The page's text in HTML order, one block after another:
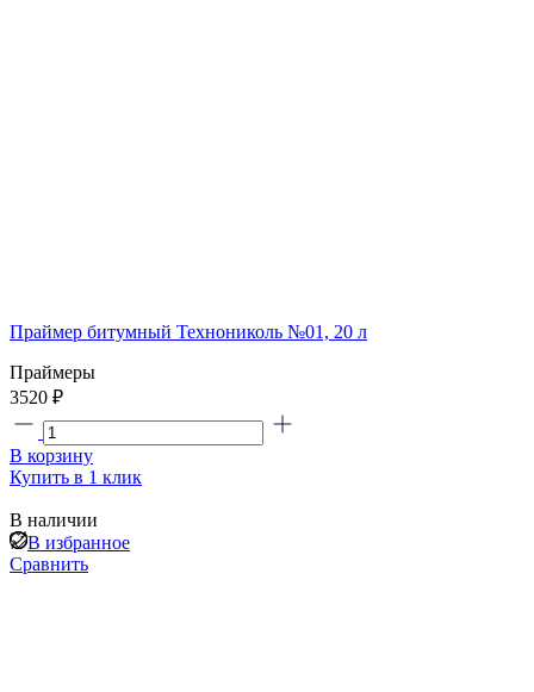
Праймер битумный Технониколь №01, 20 л
Праймеры
3520 ₽
В корзину
Купить в 1 клик
В наличии
В избранное
Сравнить